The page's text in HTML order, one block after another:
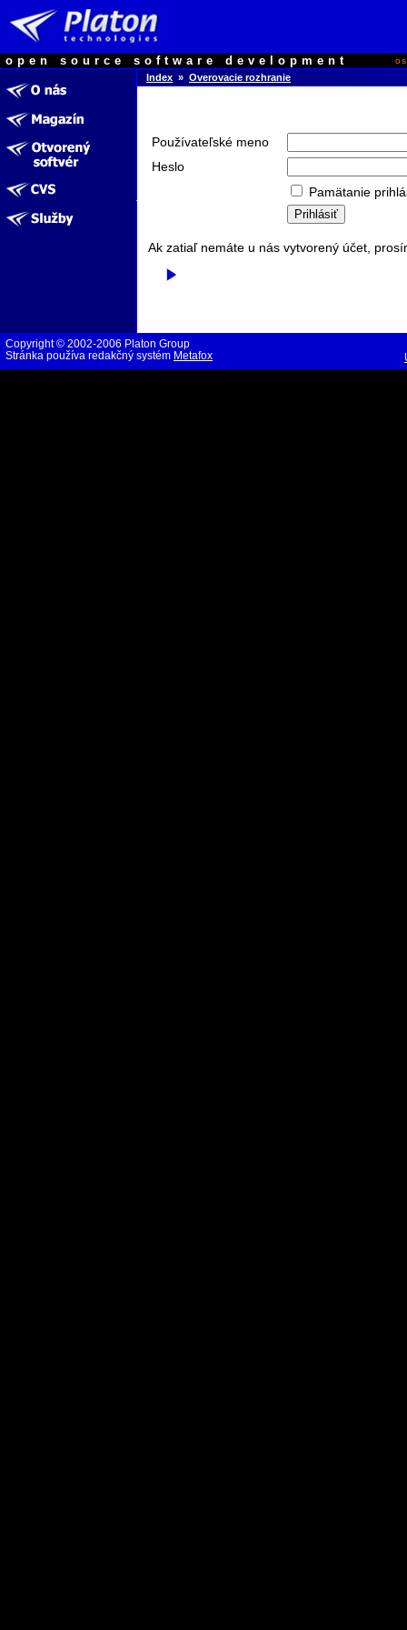
open source software development
Index » Overovacie rozhranie
Používateľské meno
Heslo
Pamätanie
Ak zatiaľ nemáte u nás vytvorený účet,
Copyright © 2002-2006 Platon Group
Stránka používa redakčný systém Metafox